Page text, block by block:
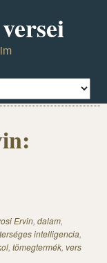
Ervin, dalam,
intelligencia,
, tömegtermék, vers